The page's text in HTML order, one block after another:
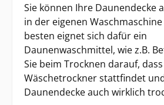
Sie können Ihre Daunendecke
in der eigenen
besten eignet sich dafür ein
Daunenwaschmittel, wie z.B.
Sie beim Trocknen darauf,
Wäschetrockner stattfindet
Daunendecke auch wirklich